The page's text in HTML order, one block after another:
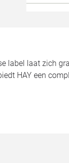
label laat zich
HAY een